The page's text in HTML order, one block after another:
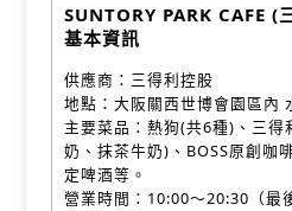
SUNTORY PARK CAFE (
基本資訊
供應商：三得利控股
地點：大阪關西世博會園區內
主要菜品：熱狗(共6種)、三得
奶、抹茶牛奶)、BOSS原創咖
定啤酒等。
營業時間：10:00～20:30（最